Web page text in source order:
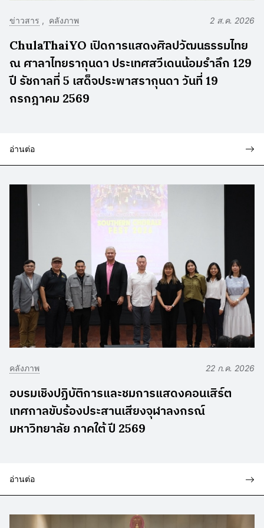
ข่าวสาร คลังภาพ 2 ส.ค. 2026
ChulaThaiYO เปิดการแสดงศิลปวัฒนธรรมไทย
ณ ศาลาไทยรากุนดา ประเทศสวีเดนน้อมรำลึก 129
ปี รัชกาลที่ 5 เสด็จประพาสรากุนดา วันที่ 19
กรกฎาคม 2569
อ่านต่อ
คลังภาพ 22 ก.ค. 2026
อบรมเชิงปฏิบัติการและชมการแสดงคอนเสิร์ต
เทศกาลขับร้องประสานเสียงจุฬาลงกรณ์
มหาวิทยาลัย ภาคใต้ ปี 2569
อ่านต่อ